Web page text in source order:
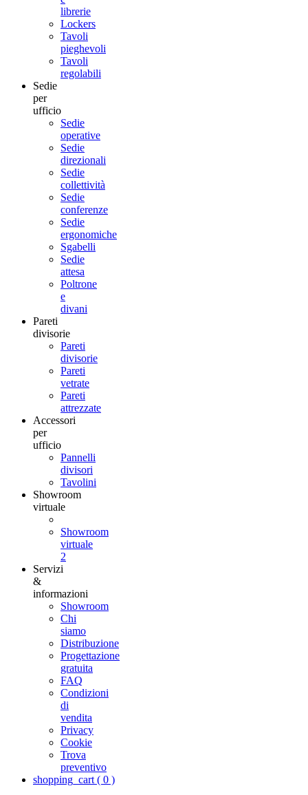
librerie
Lockers
Tavoli
pieghevoli
Tavoli
regolabili
Sedie
per
ufficio
Sedie
operative
Sedie
direzionali
Sedie
collettività
Sedie
conferenze
Sedie
ergonomiche
Sgabelli
Sedie
attesa
Poltrone
e
divani
Pareti
divisorie
Pareti
divisorie
Pareti
vetrate
Pareti
attrezzate
Accessori
per
ufficio
Pannelli
divisori
Tavolini
Showroom
virtuale
Showroom
virtuale
2
Servizi
&
informazioni
Showroom
Chi
siamo
Distribuzione
Progettazione
gratuita
FAQ
Condizioni
di
vendita
Privacy
Cookie
Trova
preventivo
shopping_cart ( 0 )